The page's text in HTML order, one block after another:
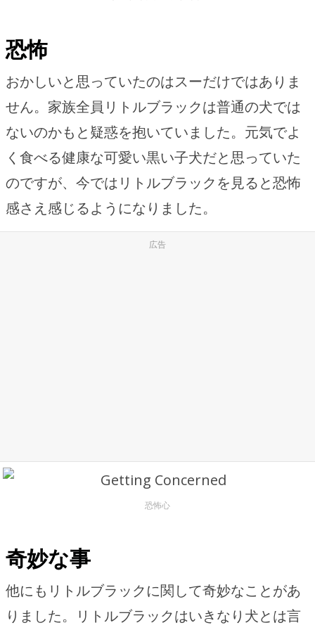
恐怖
おかしいと思っていたのはスーだけではありま
せん。家族全員リトルブラックは普通の犬では
ないのかもと疑惑を抱いていました。元気でよ
く食べる健康な可愛い黒い子犬だと思っていた
のですが、今ではリトルブラックを見ると恐怖
感さえ感じるようになりました。
広告
恐怖心
奇妙な事
他にもリトルブラックに関して奇妙なことがあ
りました。リトルブラックはいきなり犬とは言